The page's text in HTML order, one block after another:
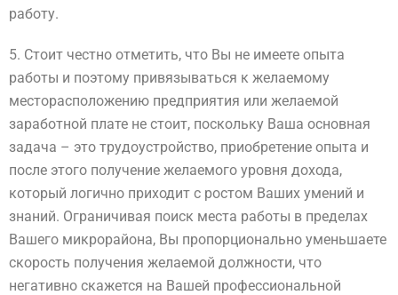
работу.
5. Стоит честно отметить, что Вы не имеете опыта
работы и поэтому привязываться к желаемому
месторасположению предприятия или желаемой
заработной плате не стоит, поскольку Ваша основная
задача – это трудоустройство, приобретение опыта и
после этого получение желаемого уровня дохода,
который логично приходит с ростом Ваших умений и
знаний. Ограничивая поиск места работы в пределах
Вашего микрорайона, Вы пропорционально уменьшаете
скорость получения желаемой должности, что
негативно скажется на Вашей профессиональной